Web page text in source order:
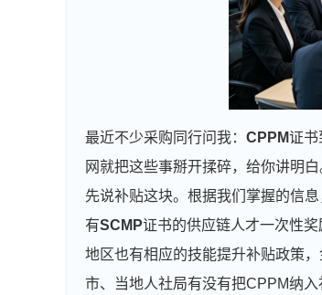
最近不少采购同行问我： CPPM证书
网就把这些事掰开揉碎，给你讲明白
先说补贴这块。根据我们掌握的信息
有SCMP证书的供应链人才一次性
地区也有相应的技能提升补贴政策
市、当地人社局有没有把CPPM纳入